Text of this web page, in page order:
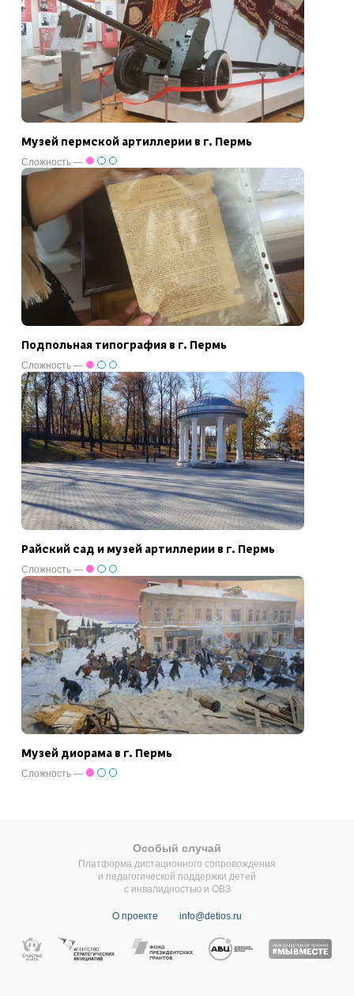
Музей пермской артиллерии в г. Пермь
Сложность —
Подпольная типография в г. Пермь
Сложность —
Райский сад и музей артиллерии в г. Пермь
Сложность —
Музей диорама в г. Пермь
Сложность —
Особый случай
Платформа дистационного сопровождения
и педагогической поддержки детей
с инвалидностью и ОВЗ
О проекте info@detios.ru